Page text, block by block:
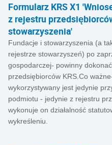
Formularz KRS X1
z rejestru
stowarzyszenia'
Fundacje i stowarzyszenia (a
rejestrze stowarzyszeń) po
gospodarczej- powinny
przedsiębiorców KRS.Co
wykorzystywany jest jedynie
podmiotu - jedynie z rejestru
wykonuje on działalność
wykreśleniu.